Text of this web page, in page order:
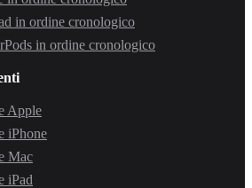
in ordine cronologico
in ordine cronologico
Apple
iPhone
Mac
iPad